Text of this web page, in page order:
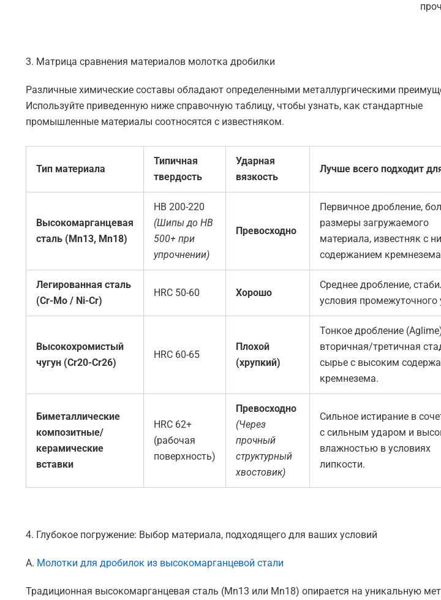
3. Матрица сравнения материалов молотка дробилки
Различные химические составы обладают определенными металлургическими
Используйте приведенную ниже справочную таблицу, чтобы узнать, как стандартные
промышленные материалы соотносятся с известняком.
Тип материала
Типичная
твердость
Ударная
вязкость
Лучше всего подходит
Высокомарганцевая
сталь (Mn13, Mn18)
HB 200-220
(Шипы до HB
500+ при
упрочнении)
Превосходно
Первичное дробление,
размеры загружаемого
материала, известняк с
содержанием
Легированная сталь
(Cr-Mo / Ni-Cr)
HRC 50-60 Хорошо
Среднее дробление,
условия промежуточного
Высокохромистый
чугун (Cr20-Cr26)
HRC 60-65
Плохой
(хрупкий)
Тонкое дробление
вторичная/третичная
сырье с высоким
кремнезема.
Биметаллические
композитные/
керамические
вставки
HRC 62+
(рабочая
поверхность)
Превосходно
(Через
прочный
структурный
хвостовик)
Сильное истирание в
с сильным ударом и
влажностью в условиях
липкости.
4. Глубокое погружение: Выбор материала, подходящего для ваших условий
A. Молотки для дробилок из высокомарганцевой стали
Традиционная высокомарганцевая сталь (Mn13 или Mn18) опирается на уникальную